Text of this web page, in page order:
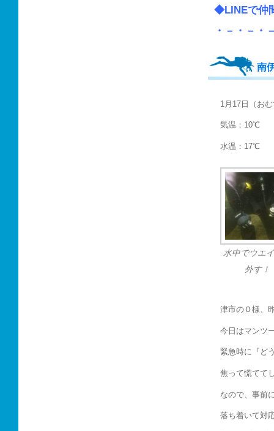
◆LINEで
・－・－・
南
1月17日（お
気温：10℃
水温：17℃
水中でウエ
外す！
津市のＯ様、
今日はマンツ
緊急時に『ど
焦って慌てて
なので、事前
落ち着いて対